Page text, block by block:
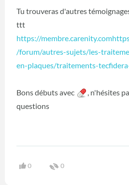
Tu trouveras d'autres
ttt
https://
/forum/autres-sujets/les-
en-plaques/traitements-
Bons débuts avec
, n'hésites
questions
0 0